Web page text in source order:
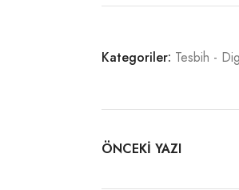
Kategoriler: Tesbih -
ÖNCEKİ YAZI